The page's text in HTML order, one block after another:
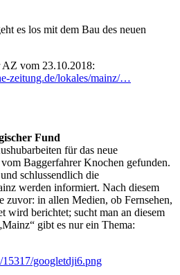
es los mit dem Bau des neuen
AZ vom 23.10.2018:
zeitung.de/lokales/mainz/…
Fund
für das neue
Baggerfahrer Knochen gefunden.
schlussendlich die
werden informiert. Nach diesem
zuvor: in allen Medien, ob Fernsehen,
wird berichtet; sucht man an diesem
gibt es nur ein Thema:
googletdji6.png